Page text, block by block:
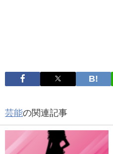
芸能の関連記事